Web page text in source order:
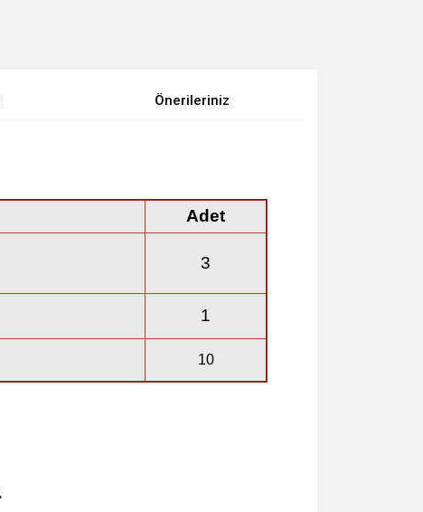
Önerileriniz
Adet
3
1
10